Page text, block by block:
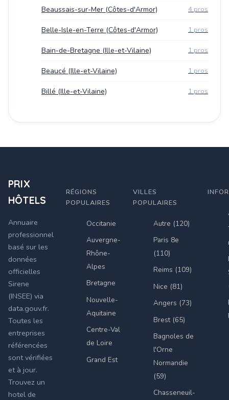
Beaussais-sur-Mer (Côtes-d'Armor) 4 pros
Belle-Isle-en-Terre (Côtes-d'Armor) 1 pros
Bain-de-Bretagne (Ille-et-Vilaine) 1 pros
Beaucé (Ille-et-Vilaine) 1 pros
Billé (Ille-et-Vilaine) 1 pros
PRIX
HÔTELS
Annuaire
professionnel
basé sur les
données
officielles
Sirene
(INSEE) via
data.gouv.fr.
Toutes les
entreprises
référencées
sont vérifiées
et à jour.
Trouvez un
hotel de
RÉGIONS
POPULAIRES
Occitanie
Auvergne-
Rhône-
Alpes
Bretagne
Nouvelle-
Aquitaine
Centre-Val
de Loire
Grand Est
VILLES
POPULAIRES
Autre (120)
Paris 8e
(110)
Reims (109)
Nice (81)
Angers (73)
Brest (65)
Bagnoles de
l'Orne
Normandie
(59)
Chasseneuil-